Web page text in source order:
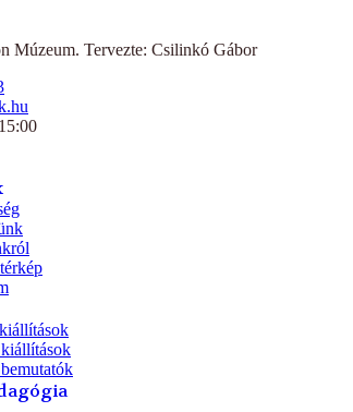
Múzeum. Tervezte: Csilinkó Gábor